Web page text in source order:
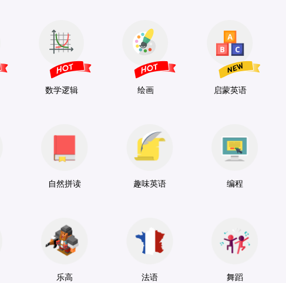
数学逻辑 绘画 启蒙英语
自然拼读 趣味英语 编程
乐高 法语 舞蹈